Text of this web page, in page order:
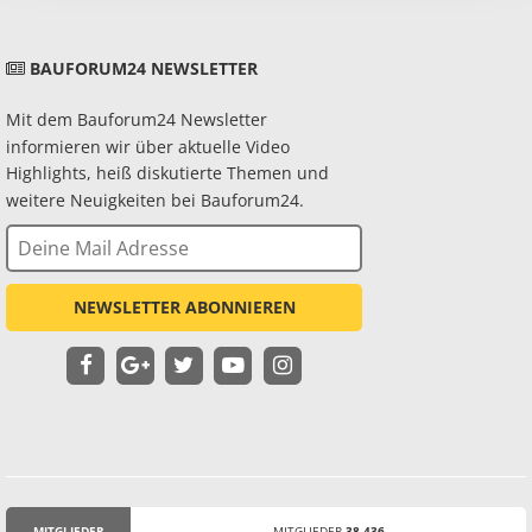
BAUFORUM24 NEWSLETTER
Mit dem Bauforum24 Newsletter
informieren wir über aktuelle Video
Highlights, heiß diskutierte Themen und
weitere Neuigkeiten bei Bauforum24.
NEWSLETTER ABONNIEREN